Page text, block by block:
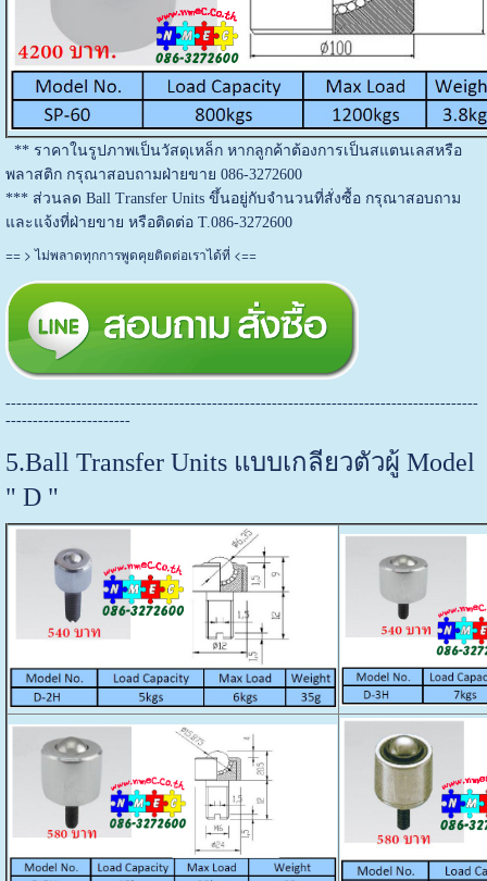
** ราคาในรูปภาพเป็นวัสดุเหล็ก หากลูกค้าต้องการเป็นสแตนเลสหรือ
พลาสติก กรุณาสอบถามฝ่ายขาย 086-3272600
*** ส่วนลด Ball Transfer Units ขึ้นอยู่กับจำนวนที่สั่งซื้อ กรุณาสอบถาม
และแจ้งที่ฝ่ายขาย หรือติดต่อ T.086-3272600
== >ไม่พลาดทุกการพูดคุยติดต่อเราได้ที่ <==
---------------------------------------------------------------------------------------
-----------------------
5.Ball Transfer Units แบบเกลียวตัวผู้ Model
" D "